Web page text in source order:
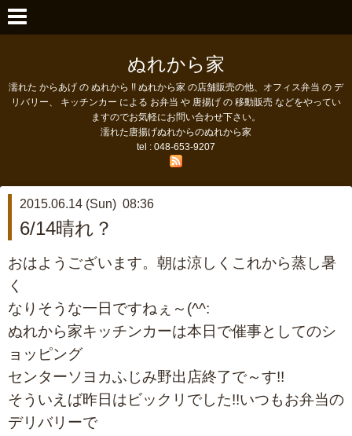
ぬれから家
濡れた からあげ の ぬれから !! ぬれから家 の店舗販売の他、オフィス弁当 の デ
リバリー、 キッチンカー による お弁当 や 唐揚げ の 移動販売 などをやってい
ますのでお気軽にお問い合わせ下さい。
濡れた唐揚げぬれからのぬれから家
tel : 048-653-9207
2015.06.14 (Sun) 08:36
6/14晴れ？
おはようございます。朝は涼しくこれから蒸し暑
く
なりそうな一日ですねぇ～(^^:
ぬれから家キッチンカーは本日で催事としてのシ
ョッピング
センターソヨカふじみ野出店終了で～す!!
そういえば昨日はビックリでした!!いつもお弁当の
デリバリーで